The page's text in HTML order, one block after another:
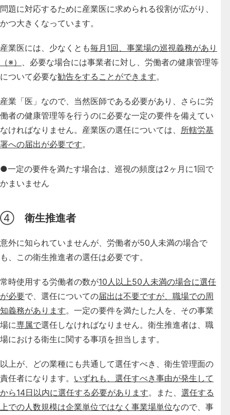
問題に対応するために産業医に求められる役割が広がり、
かつ大きくなっています。
産業医には、少なくとも毎月1回、事業場の巡視義務があり
（※）
、必要な場合には事業者に対し、労働者の健康管理等
について必要な勧告をすることができます。
産業「医」なので、当然医師である必要があり、さらに労
働者の健康管理等を行うのに必要な一定の要件を備えてい
なければなりません。産業医の選任については、 所轄労基
署への届出が必要です。
●一定の要件を満たす場合は、巡視の頻度は2ヶ月に1回で
かまいません
④ 衛生推進者
意外に知られていませんが、 労働者が50人未満の場合で
も、この衛生推進者の選任は必要です。
常時使用する労働者の数が10人以上50人未満の場合に選任
が必要で、選任についての届出は不要ですが、職場での周
知義務があります。一定の要件を満たした人を、その事業
場に専属で選任しなければなりません。衛生推進者は、職
場における衛生に関する事項を担当します。
以上が、どの業種にも共通して選任すべき、衛生管理面の
責任者になります。 いずれも、選任すべき事由が発生して
から14日以内に選任する必要があります。また、 選任する
上での人数規模は企業単位ではなく事業場単位なので、事